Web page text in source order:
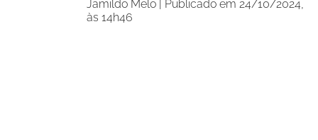
Jamildo Melo | Publicado em 24/10/2024,
às 14h46